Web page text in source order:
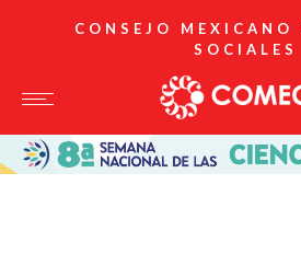
CONSEJO MEXICANO
SOCIALES